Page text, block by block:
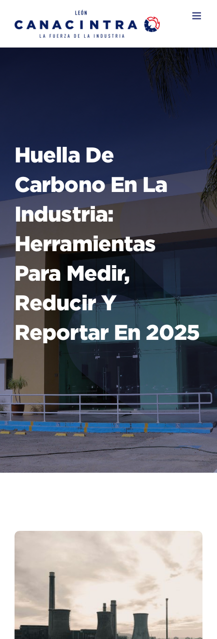
Huella De
Carbono En La
Industria:
Herramientas
Para Medir,
Reducir Y
Reportar En 2025